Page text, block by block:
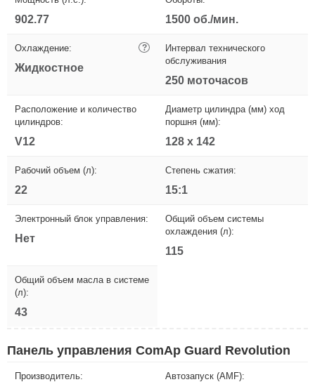
902.77 1500 об./мин.
Охлаждение: ?
Жидкостное
Интервал технического
обслуживания
250 моточасов
Расположение и количество
цилиндров:
V12
Диаметр цилиндра (мм) ход
поршня (мм):
128 x 142
Рабочий объем (л):
22
Степень сжатия:
15:1
Электронный блок управления:
Нет
Общий объем системы
охлаждения (л):
115
Общий объем масла в системе
(л):
43
Панель управления ComAp Guard Revolution
Производитель: Автозапуск (AMF):